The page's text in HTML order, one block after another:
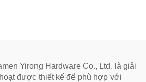
Yirong Hardware Co., Ltd. là giải
được thiết kế để phù hợp với